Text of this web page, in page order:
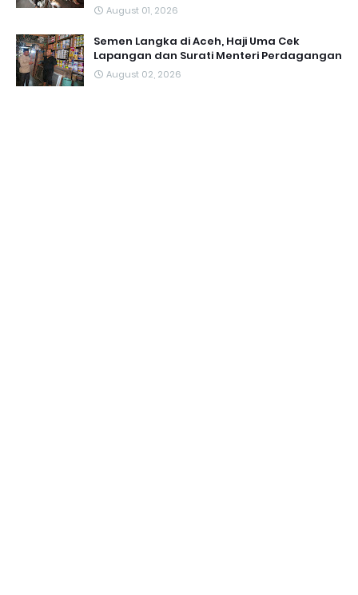
August 01, 2026
Semen Langka di Aceh, Haji Uma Cek
Lapangan dan Surati Menteri Perdagangan
August 02, 2026